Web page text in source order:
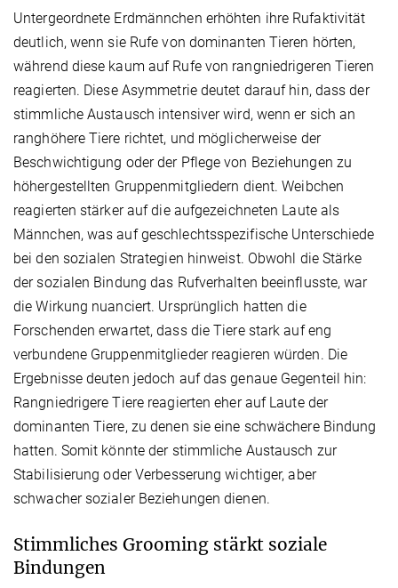
Untergeordnete Erdmännchen erhöhten ihre Rufaktivität
deutlich, wenn sie Rufe von dominanten Tieren hörten,
während diese kaum auf Rufe von rangniedrigeren Tieren
reagierten. Diese Asymmetrie deutet darauf hin, dass der
stimmliche Austausch intensiver wird, wenn er sich an
ranghöhere Tiere richtet, und möglicherweise der
Beschwichtigung oder der Pflege von Beziehungen zu
höhergestellten Gruppenmitgliedern dient. Weibchen
reagierten stärker auf die aufgezeichneten Laute als
Männchen, was auf geschlechtsspezifische Unterschiede
bei den sozialen Strategien hinweist. Obwohl die Stärke
der sozialen Bindung das Rufverhalten beeinflusste, war
die Wirkung nuanciert. Ursprünglich hatten die
Forschenden erwartet, dass die Tiere stark auf eng
verbundene Gruppenmitglieder reagieren würden. Die
Ergebnisse deuten jedoch auf das genaue Gegenteil hin:
Rangniedrigere Tiere reagierten eher auf Laute der
dominanten Tiere, zu denen sie eine schwächere Bindung
hatten. Somit könnte der stimmliche Austausch zur
Stabilisierung oder Verbesserung wichtiger, aber
schwacher sozialer Beziehungen dienen.
Stimmliches Grooming stärkt soziale
Bindungen